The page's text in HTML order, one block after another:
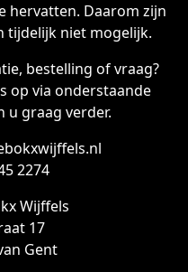
hervatten. Daarom zijn
tijdelijk niet mogelijk.
bestelling of vraag?
op via onderstaande
u graag verder.
2274
Wijffels
17
Gent